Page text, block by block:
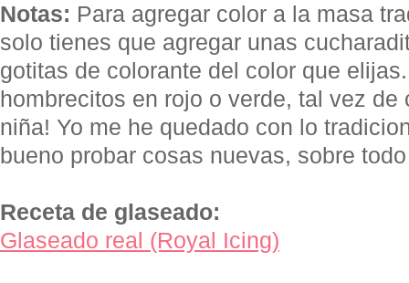
Notas: Para agregar color a la masa
solo tienes que agregar unas
gotitas de colorante del color que
hombrecitos en rojo o verde, tal vez de
niña! Yo me he quedado con lo
bueno probar cosas nuevas, sobre
Receta de glaseado:
Glaseado real (Royal Icing)